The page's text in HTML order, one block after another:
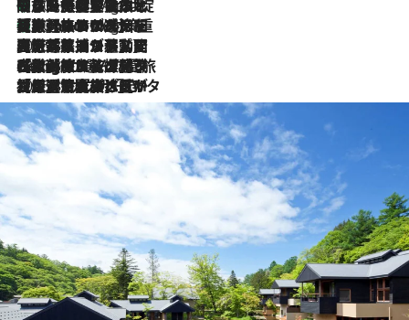
10 Hours Ago
「旅先には金髪ウィッグを持参」日本と同じメイクでは損してる!? 美容ジャーナリストが提案する“掟破りの旅美容”とは
10 Hours Ago
【厳選旅コスメ】「身軽さ＆UV対策重視！」ヘアアーティストshucoが選んだ夏旅ベストコスメを発表【Mサイズジップ】
2026.8.5
【厳選旅コスメ】国内をあちこち移動する河井菜摘が選んだ夏旅ベストコスメ発表！「リラックスアイテムはマスト」【Mサイズジップ】
2026.8.4
【厳選旅コスメ】「紫外線＆乾燥対策しながらメイク感も！」ヘア＆メイクGeorgeが選んだ夏旅ベストコスメを発表！【Mサイズジップ】
2026.8.3
【厳選旅コスメ】「保湿もタイパ重視！」“サウナ好き”タレント清水みさとが愛用する夏旅ベストコスメを発表！【Mサイズジップ】